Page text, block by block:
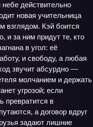
действительно
новая учительница
взглядом. Кэй боится
и за ним придут те, кто
в угол: её
и свободу, а любая
звучит абсурдно —
молчанием и держать
угрозой; если
превратится в
а договор вдруг
задают лишние